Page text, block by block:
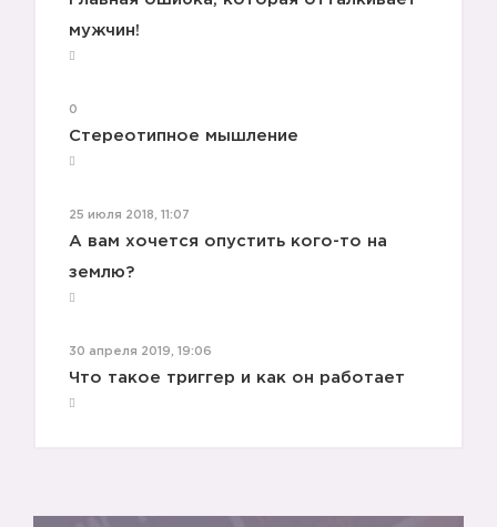
🔸
мужчин!
0
Стереотипное мышление
25 июля 2018, 11:07
А вам хочется опустить кого-то на
землю?
30 апреля 2019, 19:06
Что такое триггер и как он работает